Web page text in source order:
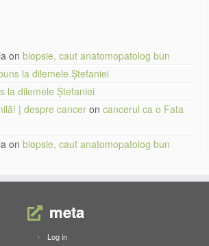
on biopsie, caut anatomopatolog bun
la dilemele Ștefaniei
la dilemele Ștefaniei
| despre cancer on cancerul ca o Fata
on biopsie, caut anatomopatolog bun
meta
Log in